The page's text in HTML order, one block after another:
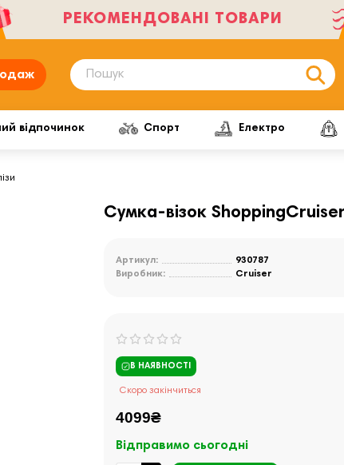
РЕКОМЕНДОВАНІ ТОВАРИ
відпочинок Спорт Електро
Cумка-візок
Артикул:
930787
Виробник:
Cruiser
В НАЯВНОСТІ
Скоро закінчиться
4099₴
Відправимо сьогодні